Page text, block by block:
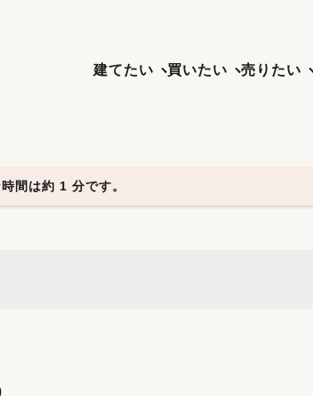
建てたい 買いたい 売りたい
間は約 1 分です。